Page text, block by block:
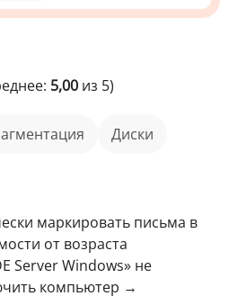
5,00 из 5)
диски
маркировать письма в
от возраста
Server Windows» не
компьютер →